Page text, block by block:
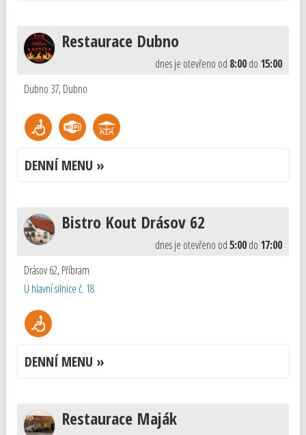
Restaurace Dubno
dnes je otevřeno od 8:00do 15:00
Dubno 37,Dubno
DENNÍ MENU »
Bistro Kout Drásov 62
dnes je otevřeno od5:00do 17:00
Drásov 62,Příbram
U hlavní silnice č. 18
DENNÍ MENU »
Restaurace Maják